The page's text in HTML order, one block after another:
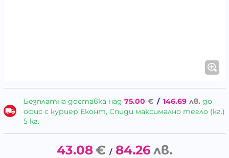
Безплатна доставка над 75.00 € / 146.69 лв. до
офис с куриер Еконт, Спиди максимално тегло (кг.)
5 кг.
43.08€ / 84.26 лв.